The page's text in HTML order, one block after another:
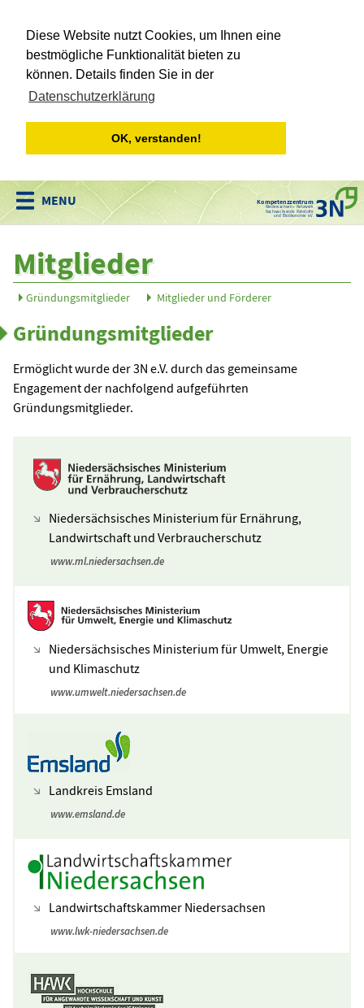
Diese Website nutzt Cookies, um Ihnen eine
bestmögliche Funktionalität bieten zu
können. Details finden Sie in der
Datenschutzerklärung
OK, verstanden!
Kompetenzzentrum
Niedersachsen • Netzwerk
Nachwachsende Rohstoffe
und Bioökonomie e.V.
Mitglieder
Gründungsmitglieder Mitglieder und Förderer
Gründungsmitglieder
Ermöglicht wurde der 3N e.V. durch das gemeinsame
Engagement der nachfolgend aufgeführten
Gründungsmitglieder.
Niedersächsisches Ministerium für Ernährung,
Landwirtschaft und Verbraucherschutz
www.ml.niedersachsen.de
Niedersächsisches Ministerium für Umwelt, Energie
und Klimaschutz
www.umwelt.niedersachsen.de
Landkreis Emsland
www.emsland.de
Landwirtschaftskammer Niedersachsen
www.lwk-niedersachsen.de